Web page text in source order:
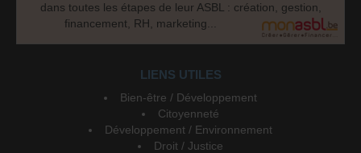
dans toutes les étapes de leur ASBL : création, gestion,
financement, RH, marketing...
LIENS UTILES
Bien-être / Développement
Citoyenneté
Développement / Environnement
Droit / Justice